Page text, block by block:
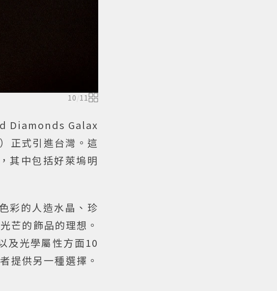
10 /11
Diamonds Galax
正式引進台灣。這
其中包括好萊塢明
彩的人造水晶、珍
芒的飾品的理想。
及光學屬性方面10
提供另一種選擇。